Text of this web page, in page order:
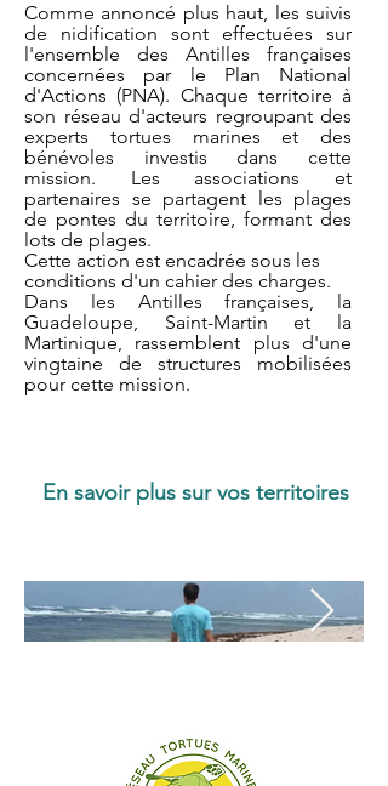
Comme annoncé plus haut, les suivis
de nidification sont effectuées sur
l'ensemble des Antilles françaises
concernées par le Plan National
d'Actions (PNA). Chaque territoire à
son réseau d'acteurs regroupant des
experts tortues marines et des
bénévoles investis dans cette
mission. Les associations et
partenaires se partagent les plages
de pontes du territoire, formant des
lots de plages.
Cette action est encadrée sous les
conditions d'un cahier des charges.
Dans les Antilles françaises, la
Guadeloupe, Saint-Martin et la
Martinique, rassemblent plus d'une
vingtaine de structures mobilisées
pour cette mission.
En savoir plus sur vos territoires